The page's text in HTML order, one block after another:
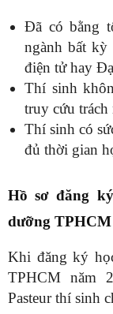
Đã có bằng
ngành bất
điện tử hay
Thí sinh
truy cứu
Thí sinh có
đủ thời gian
Hồ sơ đăng
dưỡng TPHCM
Khi đăng ký
TPHCM năm
Pasteur thí sinh